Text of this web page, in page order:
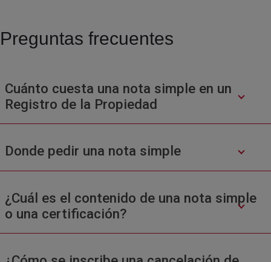
Preguntas frecuentes
Cuánto cuesta una nota simple en un
Registro de la Propiedad
Donde pedir una nota simple
¿Cuál es el contenido de una nota simple
o una certificación?